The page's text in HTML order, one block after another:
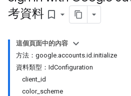
考資料 bookmark_border
這個頁面中的內容
方法：google.accounts.id.initialize
資料類型：IdConfiguration
client_id
color_scheme